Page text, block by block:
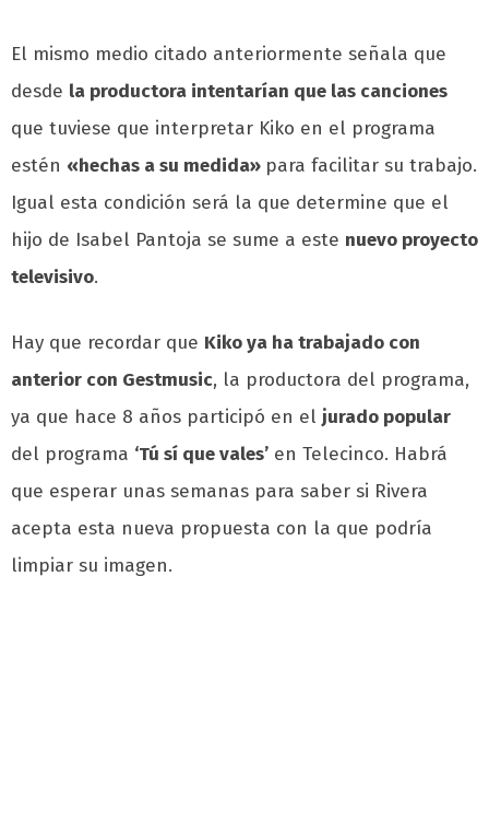
El mismo medio citado anteriormente señala que
desde la productora intentarían que las canciones
que tuviese que interpretar Kiko en el programa
estén «hechas a su medida» para facilitar su trabajo.
Igual esta condición será la que determine que el
hijo de Isabel Pantoja se sume a este nuevo proyecto
televisivo.
Hay que recordar que Kiko ya ha trabajado con
anterior con Gestmusic, la productora del programa,
ya que hace 8 años participó en el jurado popular
del programa ‘Tú sí que vales’ en Telecinco. Habrá
que esperar unas semanas para saber si Rivera
acepta esta nueva propuesta con la que podría
limpiar su imagen.